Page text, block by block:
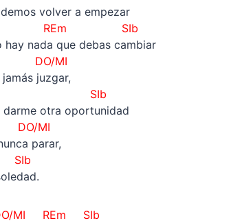
volver a empezar
REm SIb
nada que debas cambiar
DO/MI
juzgar,
SIb
otra oportunidad
DO/MI
parar,
MI REm SIb